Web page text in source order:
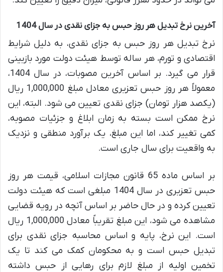
آخرین نرخ تبدیل هر روز حبس به جزای نقدی در سال 1404
نرخ تبدیل هر روز حبس به جزای نقدی، به دلیل شرایط
اقتصادی و تورم، هر ساله توسط هیئت دولت مورد بازبینی
قرار می گیرد. بر اساس آخرین مصوبات، در سال 1404،
معمولاً هر روز حبس تعزیری معادل مبلغ 1,000,000 ریال
(یکصد هزار تومان) جزای نقدی تعیین می شود. البته، این
نرخ ممکن است بسته به زمان ابلاغ و جزئیات مصوبه،
کمی تغییر کند، اما این مبلغ، یک برآورد منطقی و نزدیک
به واقعیت برای سال جاری است.
بر اساس ماده 65 قانون مجازات اسلامی، قیمت هر روز
حبس تعزیری در سال 1404 مبلغی است که هیئت دولت
تعیین کرده و در حال حاضر بر اساس آنچه در رویه قضایی
مشاهده می شود، این مبلغ تقریباً معادل 1,000,000 ریال
است. این نرخ، پایه و اساس محاسبه جزای نقدی برای
تبدیل حبس است و به محکومان کمک می کند تا یک
تخمین اولیه از مبلغ لازم برای رهایی از حبس داشته